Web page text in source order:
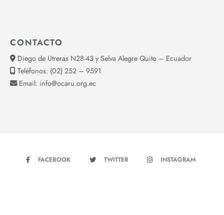
CONTACTO
Diego de Utreras N28-43 y Selva Alegre Quito – Ecuador
Teléfonos: (02) 252 – 9591
Email: info@ocaru.org.ec
FACEBOOK TWITTER INSTAGRAM